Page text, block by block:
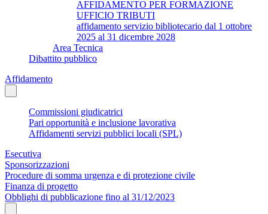
AFFIDAMENTO PER FORMAZIONE
UFFICIO TRIBUTI
affidamento servizio bibliotecario dal 1 ottobre
2025 al 31 dicembre 2028
Area Tecnica
Dibattito pubblico
Affidamento
Commissioni giudicatrici
Pari opportunità e inclusione lavorativa
Affidamenti servizi pubblici locali (SPL)
Esecutiva
Sponsorizzazioni
Procedure di somma urgenza e di protezione civile
Finanza di progetto
Obblighi di pubblicazione fino al 31/12/2023